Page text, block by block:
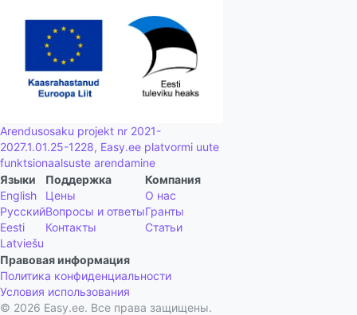
Arendusosaku projekt nr 2021-
2027.1.01.25-1228, Easy.ee platvormi uute
funktsionaalsuste arendamine
Языки
English
Русский
Eesti
Latviešu
Поддержка
Цены
Вопросы и ответы
Контакты
Компания
О нас
Гранты
Статьи
Правовая информация
Политика конфиденциальности
Условия использования
© 2026 Easy.ee. Все права защищены.